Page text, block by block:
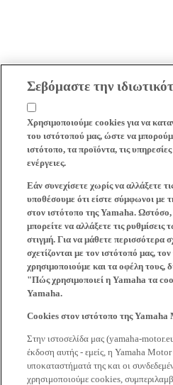
Σεβόμαστε την
Χρησιμοποιούμε cookies για να
του ιστότοπού μας, ώστε να
ιστότοπο, τα προϊόντα, τις
ενέργειες.
Εάν συνεχίσετε χωρίς να αλλάξετε
υποθέσουμε ότι είστε σύμφωνοι
στον ιστότοπο της Yamaha. Ωστόσο,
μπορείτε να αλλάξετε τις
στιγμή. Για να μάθετε περισσότερα
σχετίζονται με τον ιστότοπό μας,
χρησιμοποιούμε και τα οφέλη τους,
"Πώς χρησιμοποιεί η Yamaha τα
Yamaha.
Cookies στον ιστότοπο της
Στην ιστοσελίδα μας (yamaha-
έκδοση αυτής - εμείς, η Yamaha
υποκαταστήματά της και οι
χρησιμοποιούμε cookies,